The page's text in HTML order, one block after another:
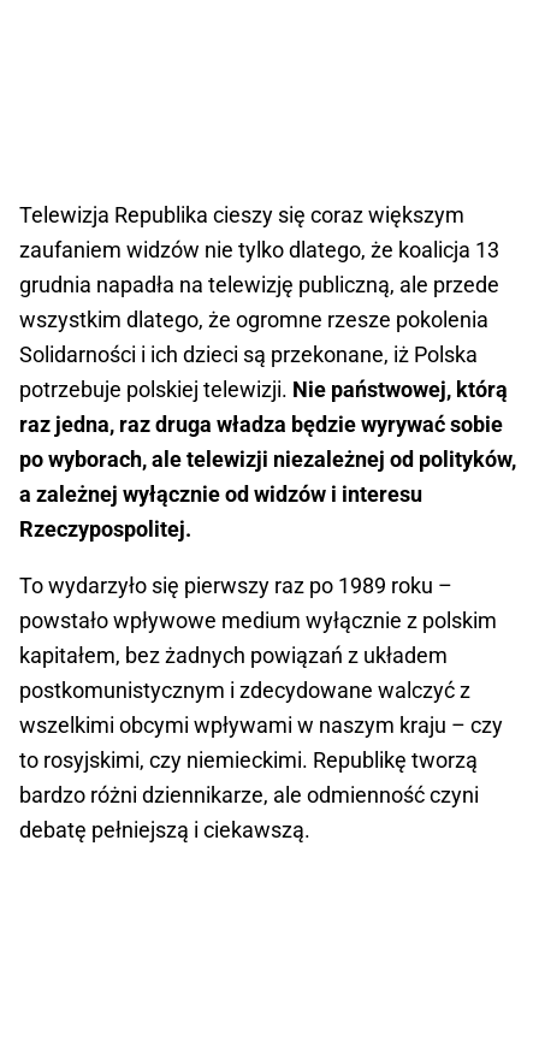
Telewizja Republika cieszy się coraz większym
zaufaniem widzów nie tylko dlatego, że koalicja 13
grudnia napadła na telewizję publiczną, ale przede
wszystkim dlatego, że ogromne rzesze pokolenia
Solidarności i ich dzieci są przekonane, iż Polska
potrzebuje polskiej telewizji. Nie państwowej, którą
raz jedna, raz druga władza będzie wyrywać sobie
po wyborach, ale telewizji niezależnej od polityków,
a zależnej wyłącznie od widzów i interesu
Rzeczypospolitej.
To wydarzyło się pierwszy raz po 1989 roku –
powstało wpływowe medium wyłącznie z polskim
kapitałem, bez żadnych powiązań z układem
postkomunistycznym i zdecydowane walczyć z
wszelkimi obcymi wpływami w naszym kraju – czy
to rosyjskimi, czy niemieckimi. Republikę tworzą
bardzo różni dziennikarze, ale odmienność czyni
debatę pełniejszą i ciekawszą.